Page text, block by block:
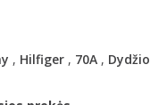
, Hilfiger, 70A, Dydžio